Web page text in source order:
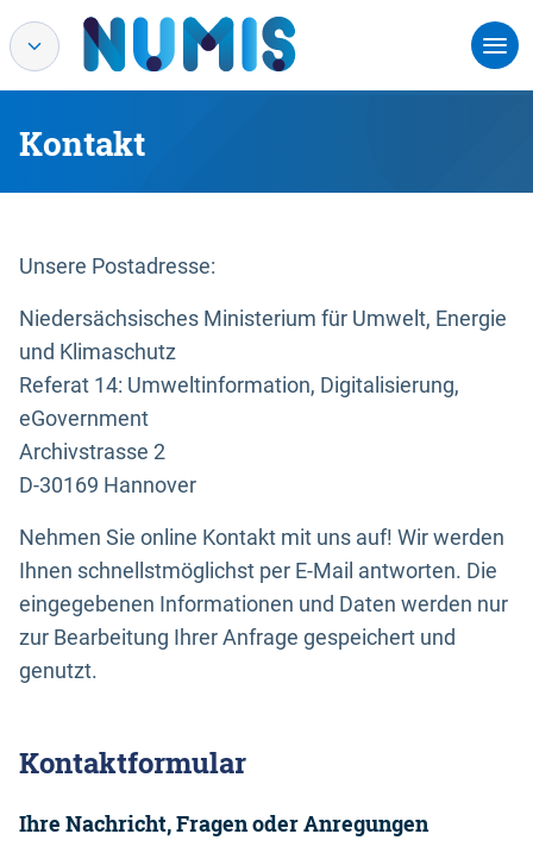
Kontakt
Unsere Postadresse:
Niedersächsisches Ministerium für Umwelt, Energie
und Klimaschutz
Referat 14: Umweltinformation, Digitalisierung,
eGovernment
Archivstrasse 2
D-30169 Hannover
Nehmen Sie online Kontakt mit uns auf! Wir werden
Ihnen schnellstmöglichst per E-Mail antworten. Die
eingegebenen Informationen und Daten werden nur
zur Bearbeitung Ihrer Anfrage gespeichert und
genutzt.
Kontaktformular
Ihre Nachricht, Fragen oder Anregungen